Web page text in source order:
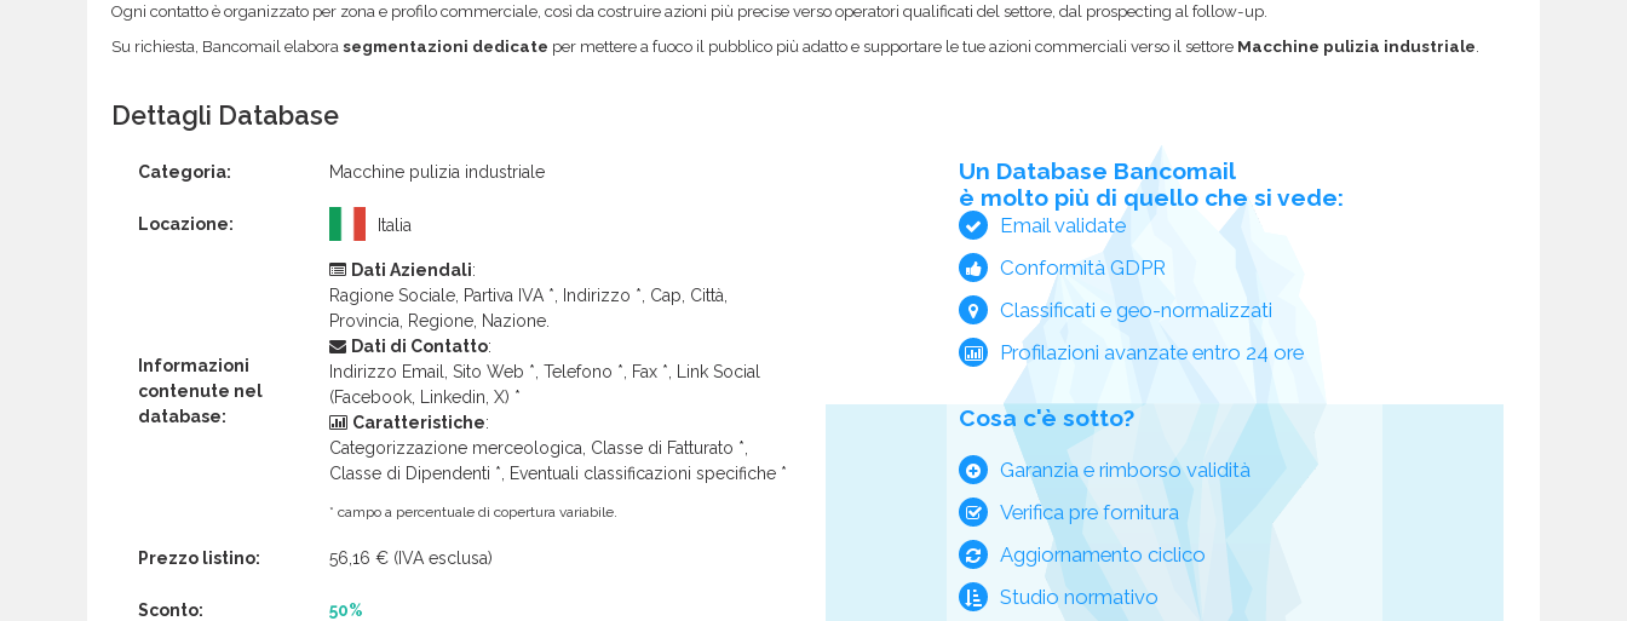
Ogni contatto è organizzato per zona e profilo commerciale, così da costruire azioni più precise verso operatori qualificati del settore, dal prospecting al follow-up.
Su richiesta, Bancomail elabora segmentazioni dedicate per mettere a fuoco il pubblico più adatto e supportare le tue azioni commerciali verso il settore Macchine pulizia industriale
Dettagli Database
Categoria: Macchine pulizia industriale
Locazione: Italia
Informazioni
contenute nel
database:
Dati Aziendali:
Ragione Sociale, Partiva IVA *, Indirizzo *, Cap, Città,
Provincia, Regione, Nazione.
Dati di Contatto:
Indirizzo Email, Sito Web *, Telefono *, Fax *, Link Social
(Facebook, Linkedin, X) *
Caratteristiche:
Categorizzazione merceologica, Classe di Fatturato *,
Classe di Dipendenti *, Eventuali classificazioni specifiche *
* campo a percentuale di copertura variabile.
Prezzo listino: 56,16 € (IVA esclusa)
Sconto: 50%
Un Database Bancomail
è molto più di quello che si vede:
Email validate
Conformità GDPR
Classificati e geo-normalizzati
Profilazioni avanzate entro 24 ore
Cosa c'è sotto?
Garanzia e rimborso validità
Verifica pre fornitura
Aggiornamento ciclico
Studio normativo